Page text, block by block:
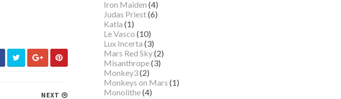
NEXT
Iron Maiden (4)
Judas Priest(6)
Katla (1)
Le Vasco (10)
Lux Incerta (3)
Mars Red Sky(2)
Misanthrope(3)
Monkey3(2)
Monkeys on Mars (1)
Monolithe(4)